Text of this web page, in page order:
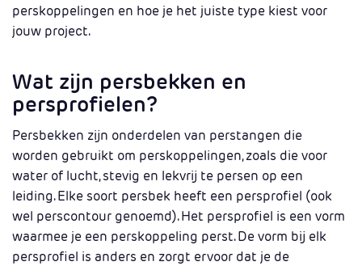
perskoppelingen en hoe je het juiste type kiest voor
jouw project.
Wat zijn persbekken en
persprofielen?
Persbekken zijn onderdelen van perstangen die
worden gebruikt om perskoppelingen, zoals die voor
water of lucht, stevig en lekvrij te persen op een
leiding. Elke soort persbek heeft een persprofiel (ook
wel perscontour genoemd). Het persprofiel is een vorm
waarmee je een perskoppeling perst. De vorm bij elk
persprofiel is anders en zorgt ervoor dat je de